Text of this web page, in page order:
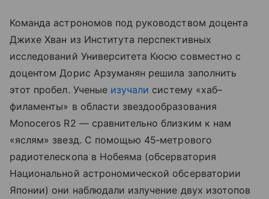
Команда астрономов под руководством доцента
Джихе Хван из Института перспективных
исследований Университета Кюсю совместно с
доцентом Дорис Арзуманян решила заполнить
этот пробел. Ученые изучали систему «хаб–
филаменты» в области звездообразования
Monoceros R2 — сравнительно близким к нам
«яслям» звезд. С помощью 45‑метрового
радиотелескопа в Нобеяма (обсерватория
Национальной астрономической обсерватории
Японии) они наблюдали излучение двух изотопов